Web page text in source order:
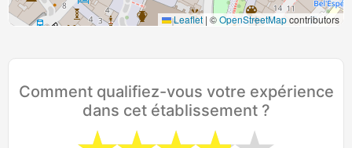
Leaflet | ©OpenStreetMapcontributors
Comment qualifiez-vous votre expérience
dans cet établissement ?